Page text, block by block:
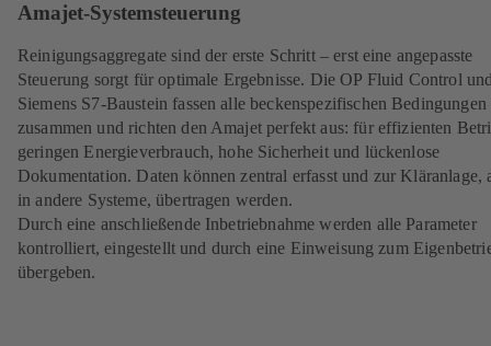
Amajet-Systemsteuerung
Reinigungsaggregate sind der erste Schritt – erst eine angepasste
Steuerung sorgt für optimale Ergebnisse. Die OP Fluid Control
Siemens S7-Baustein fassen alle beckenspezifischen Bedingungen
zusammen und richten den Amajet perfekt aus: für effizienten
geringen Energieverbrauch, hohe Sicherheit und lückenlose
Dokumentation. Daten können zentral erfasst und zur Kläranlage,
in andere Systeme, übertragen werden.
Durch eine anschließende Inbetriebnahme werden alle Parameter
kontrolliert, eingestellt und durch eine Einweisung zum
übergeben.